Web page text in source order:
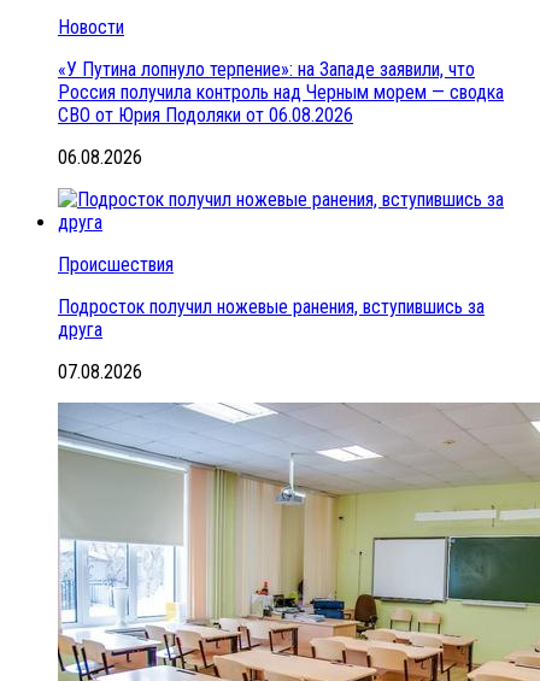
Новости
«У Путина лопнуло терпение»: на Западе заявили, что
Россия получила контроль над Черным морем — сводка
СВО от Юрия Подоляки от 06.08.2026
06.08.2026
Происшествия
Подросток получил ножевые ранения, вступившись за
друга
07.08.2026